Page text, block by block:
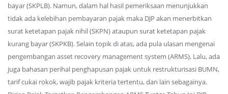
bayar (SKPLB). Namun, dalam hal hasil pemeriksaan menunjukkan
tidak ada kelebihan pembayaran pajak maka DJP akan menerbitkan
surat ketetapan pajak nihil (SKPN) ataupun surat ketetapan pajak
kurang bayar (SKPKB). Selain topik di atas, ada pula ulasan mengenai
pengembangan asset recovery management system (ARMS), Lalu, ada
juga bahasan perihal penghapusan pajak untuk restrukturisasi BUMN,
tarif cukai rokok, wajib pajak kriteria tertentu, dan lain sebagainya.